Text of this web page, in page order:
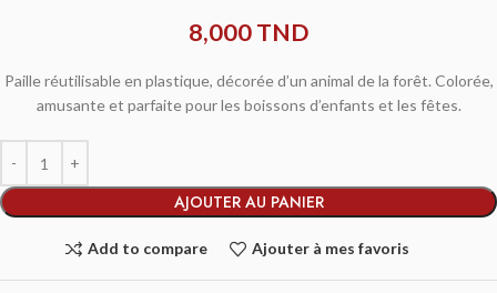
8,000TND
Paille réutilisable en plastique, décorée d’un animal de la forêt. Colorée,
amusante et parfaite pour les boissons d’enfants et les fêtes.
AJOUTER AU PANIER
Add to compare Ajouter à mes favoris